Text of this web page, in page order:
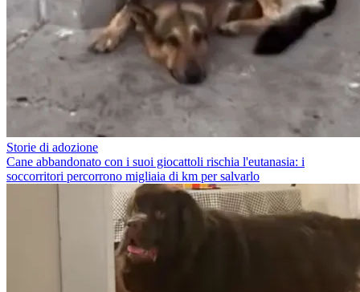
Storie di adozione
Cane abbandonato con i suoi giocattoli rischia l'eutanasia: i
soccorritori percorrono migliaia di km per salvarlo